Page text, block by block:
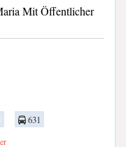
Mit Öffentlicher
631